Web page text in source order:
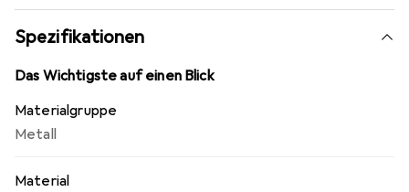
Spezifikationen
Das Wichtigste auf einen Blick
Materialgruppe
Metall
Material